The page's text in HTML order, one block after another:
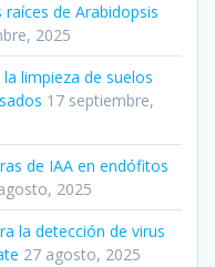
de Arabidopsis
2025
limpieza de suelos
17 septiembre,
de IAA en endófitos
2025
la detección de virus
27 agosto, 2025